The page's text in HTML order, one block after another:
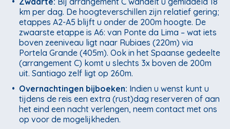
km per dag. De hoogteverschillen zijn relatief gering;
etappes A2-A5 blijft u onder de 200m hoogte. De
zwaarste etappe is A6: van Ponte da Lima – wat iets
boven zeeniveau ligt naar Rubiaes (220m) via
Portela Grande (405m). Ook in het Spaanse gedeelte
(arrangement C) komt u slechts 3x boven de 200m
uit. Santiago zelf ligt op 260m.
• Overnachtingen bijboeken: Indien u wenst kunt u
tijdens de reis een extra (rust)dag reserveren of aan
het eind een nacht verlengen, neem contact met ons
op voor de mogelijkheden.